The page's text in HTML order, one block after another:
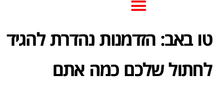
טו באב: הזדמנות נהדרת להגיד
לחתול שלכם כמה אתם